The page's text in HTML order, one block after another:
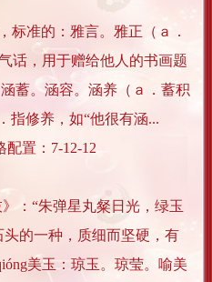
准的：雅言。雅正（ａ．
话，用于赠给他人的书画题
蓄。涵容。涵养（ａ．蓄积
．指修养，如“他很有涵...
置：7-12-12
：“朱弹星丸粲日光，绿玉
的一种，质细而坚硬，有
美玉：琼玉。琼莹。喻美